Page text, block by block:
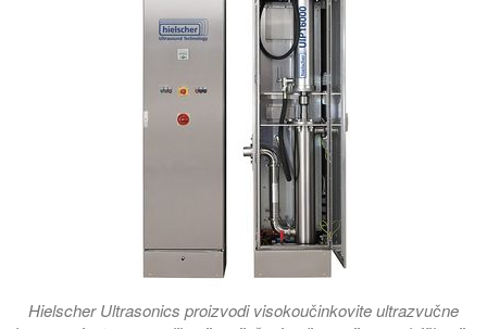
Hielscher Ultrasonics proizvodi visokoučinkovite ultrazvučne